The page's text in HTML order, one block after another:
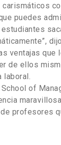
puedes
ventajas
de ellos
of
profesores